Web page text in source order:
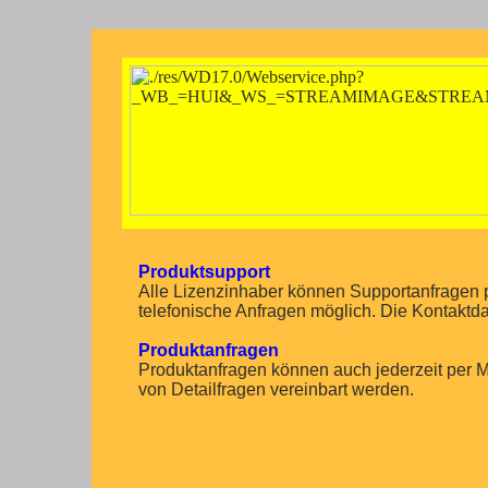
Produktsupport
Alle Lizenzinhaber können Supportanfragen
telefonische Anfragen möglich. Die
Produktanfragen
Produktanfragen können auch jederzeit per
von Detailfragen vereinbart werden.